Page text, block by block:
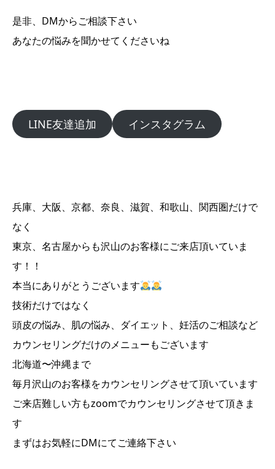
是非、DMからご相談下さい
あなたの悩みを聞かせてくださいね
LINE友達追加 インスタグラム
兵庫、大阪、京都、奈良、滋賀、和歌山、関西圏だけで
なく
東京、名古屋からも沢山のお客様にご来店頂いていま
す！！
本当にありがとうございます
技術だけではなく
頭皮の悩み、肌の悩み、ダイエット、妊活のご相談など
カウンセリングだけのメニューもございます
北海道〜沖縄まで
毎月沢山のお客様をカウンセリングさせて頂いています
ご来店難しい方もzoomでカウンセリングさせて頂きま
す
まずはお気軽にDMにてご連絡下さい